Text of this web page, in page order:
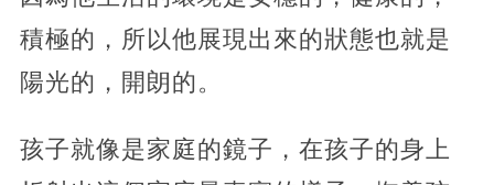
積極的，所以他展現出來的狀態也就是
陽光的，開朗的。
孩子就像是家庭的鏡子，在孩子的身上